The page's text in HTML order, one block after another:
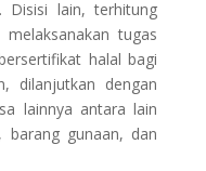
Disisi lain, terhitung
tugas
halal bagi
dilanjutkan dengan
lainnya antara lain
gunaan, dan